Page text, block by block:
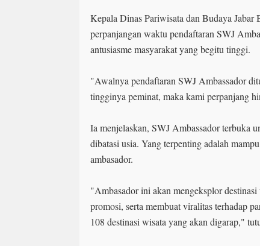
Kepala Dinas Pariwisata dan Budaya Jabar
perpanjangan waktu pendaftaran SWJ
antusiasme masyarakat yang begitu tinggi.
"Awalnya pendaftaran SWJ Ambassador
tingginya peminat, maka kami perpanjang
Ia menjelaskan, SWJ Ambassador terbuka
dibatasi usia. Yang terpenting adalah
ambasador.
"Ambasador ini akan mengeksplor
promosi, serta membuat viralitas terhadap
108 destinasi wisata yang akan digarap,"